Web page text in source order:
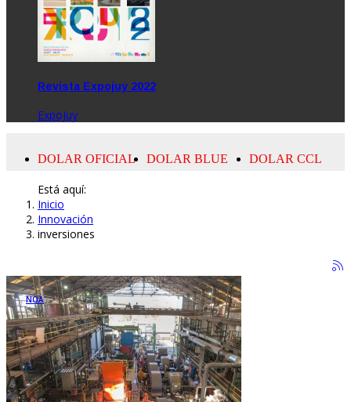
Revista Expojuy 2022
ExpoJuy
Está aquí:
Inicio
Innovación
inversiones
NOA